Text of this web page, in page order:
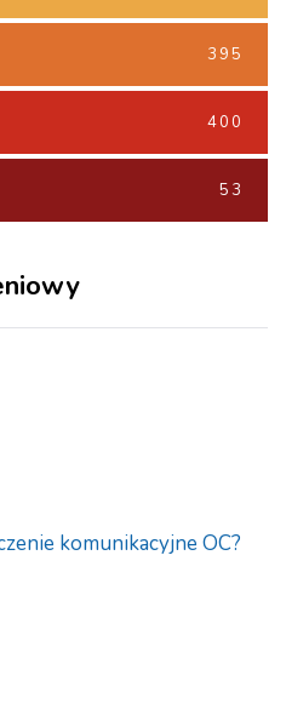
395
400
53
komunikacyjne OC?